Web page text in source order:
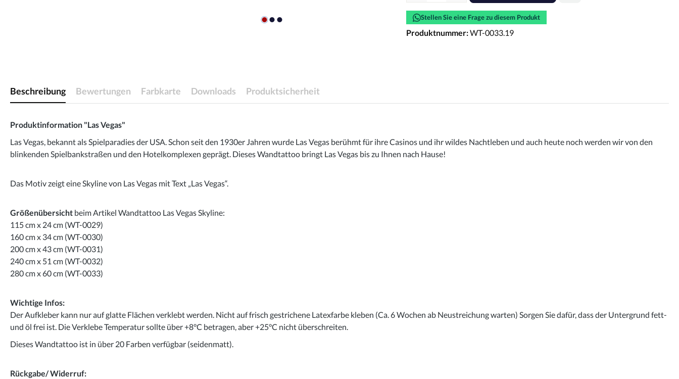
Stellen Sie eine Frage zu diesem Produkt
Produktnummer:WT-0033.19
Beschreibung Bewertungen Farbkarte Downloads Produktsicherheit
Produktinformation "Las Vegas"
Las Vegas, bekannt als Spielparadies der USA. Schon seit den 1930er Jahren wurde Las Vegas berühmt für ihre Casinos und ihr wildes Nachtleben und auch heute noch werden wir von den
blinkenden Spielbankstraßen und den Hotelkomplexen geprägt. Dieses Wandtattoo bringt Las Vegas bis zu Ihnen nach Hause!
Das Motiv zeigt eine Skyline von Las Vegas mit Text „Las Vegas“.
Größenübersicht beim Artikel Wandtattoo Las Vegas Skyline:
115 cm x 24 cm (WT-0029)
160 cm x 34 cm (WT-0030)
200 cm x 43 cm (WT-0031)
240 cm x 51 cm (WT-0032)
280 cm x 60 cm (WT-0033)
Wichtige Infos:
Der Aufkleber kann nur auf glatte Flächen verklebt werden. Nicht auf frisch gestrichene Latexfarbe kleben (Ca. 6 Wochen ab Neustreichung warten) Sorgen Sie dafür, dass der Untergrund fett-
und öl frei ist. Die Verklebe Temperatur sollte über +8°C betragen, aber +25°C nicht überschreiten.
Dieses Wandtattoo ist in über 20 Farben verfügbar (seidenmatt).
Rückgabe/ Widerruf: